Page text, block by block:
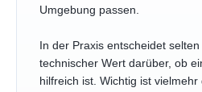
Umgebung passen.
In der Praxis entscheidet
technischer Wert darüber, ob
hilfreich ist. Wichtig ist vielmehr